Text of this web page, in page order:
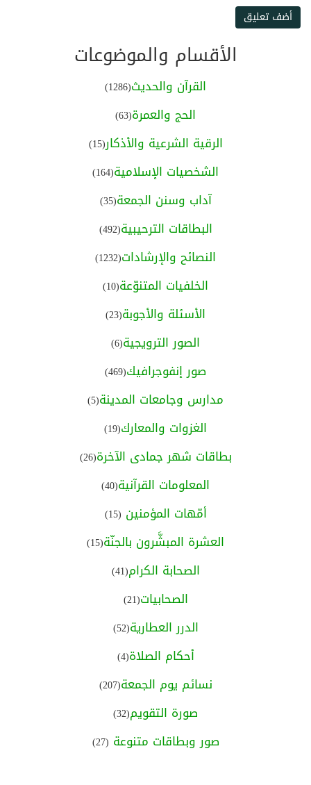
أضف تعليق
الأقسام والموضوعات
القرآن والحديث(1286)
الحج والعمرة(63)
الرقية الشرعية والأذكار(15)
الشخصيات الإسلامية(164)
آداب وسنن الجمعة(35)
البطاقات الترحيبية(492)
النصائح والإرشادات(1232)
الخلفيات المتنوّعة(10)
الأسئلة والأجوبة(23)
الصور الترويجية(6)
صور إنفوجرافيك(469)
مدارس وجامعات المدينة(5)
الغزوات والمعارك(19)
بطاقات شهر جمادى الآخرة(26)
المعلومات القرآنية(40)
أمّهات المؤمنين (15)
العشرة المبشَّرون بالجنّة(15)
الصحابة الكرام(41)
الصحابيات(21)
الدرر العطارية(52)
أحكام الصلاة(4)
نسائم يوم الجمعة(207)
صورة التقويم(32)
صور وبطاقات متنوعة (27)